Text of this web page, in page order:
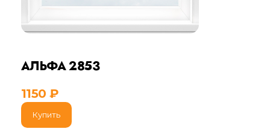
АЛЬФА 2853
1150 ₽
Купить